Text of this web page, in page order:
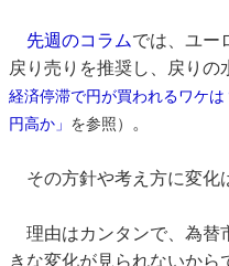
先週のコラムでは、ユー
戻り売りを推奨し、戻りの
経済停滞で円が買われるワケ
円高か」 を参照） 。
その方針や考え方に変化
理由はカンタンで、為替
きな変化が見られないから